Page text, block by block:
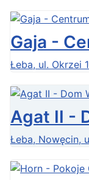
Gaja -
Łeba, ul. Okrzei
Agat II -
Łeba, Nowęcin,